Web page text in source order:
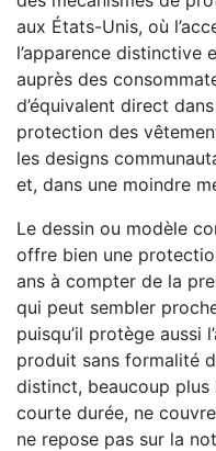
aux États-Unis, où
l’apparence distinctive
auprès des
d’équivalent direct
protection des
les designs
et, dans une moindre
Le dessin ou modèle
offre bien une
ans à compter de la
qui peut sembler
puisqu’il protège aussi
produit sans formalité
distinct, beaucoup
courte durée, ne
ne repose pas sur la